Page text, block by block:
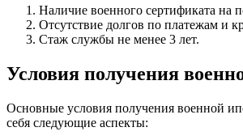
Наличие военного сертификата на
Отсутствие долгов по платежам и
Стаж службы не менее 3 лет.
Условия получения
Основные условия получения военной
себя следующие аспекты: